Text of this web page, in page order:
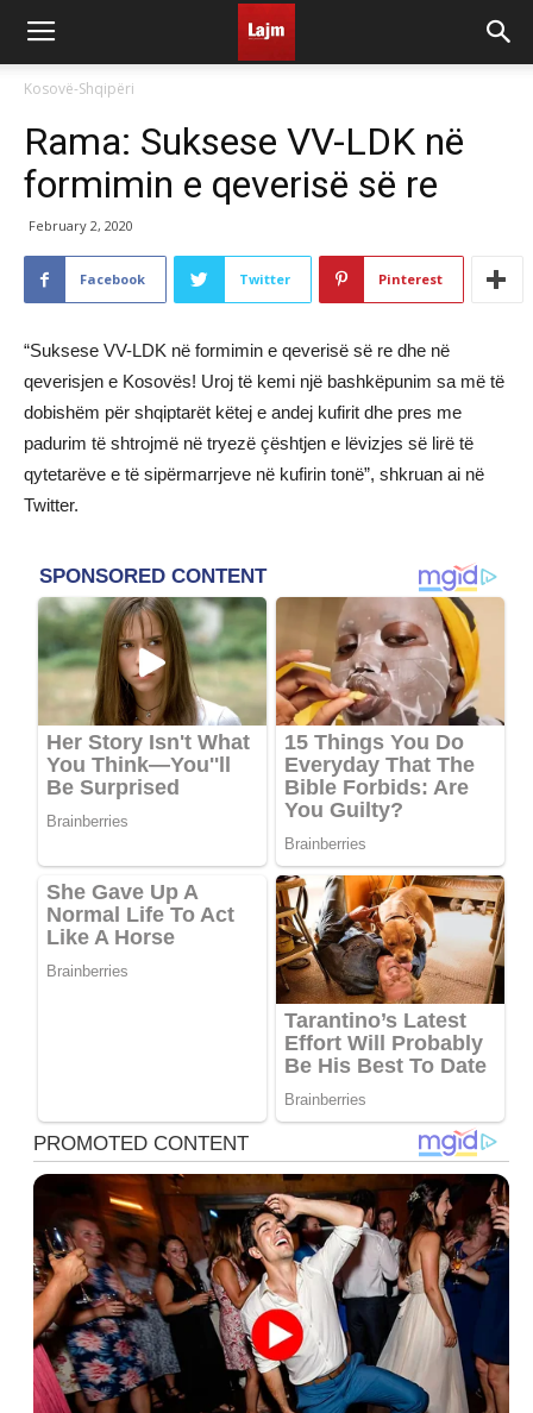
Kosovë-Shqipëri
Rama: Suksese VV-LDK në
formimin e qeverisë së re
February 2, 2020
Facebook Twitter Pinterest
“Suksese VV-LDK në formimin e qeverisë së re dhe në
qeverisjen e Kosovës! Uroj të kemi një bashkëpunim sa më të
dobishëm për shqiptarët këtej e andej kufirit dhe pres me
padurim të shtrojmë në tryezë çështjen e lëvizjes së lirë të
qytetarëve e të sipërmarrjeve në kufirin tonë”, shkruan ai në
Twitter.